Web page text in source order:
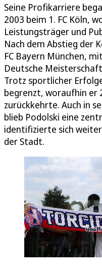
Seine Profikarriere
2003 beim 1. FC Köln,
Leistungsträger und
Nach dem Abstieg der
FC Bayern München,
Deutsche
Trotz sportlicher
begrenzt, woraufhin er
zurückkehrte. Auch in
blieb Podolski eine
identifizierte sich
der Stadt.